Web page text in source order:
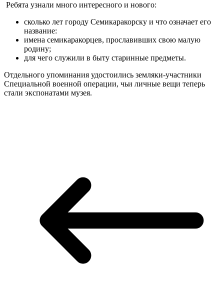
Ребята узнали много интересного и нового:
сколько лет городу Семикаракорску и что означает его
название:
имена семикаракорцев, прославивших свою малую
родину;
для чего служили в быту старинные предметы.
Отдельного упоминания удостоились земляки-участники
Специальной военной операции, чьи личные вещи теперь
стали экспонатами музея.